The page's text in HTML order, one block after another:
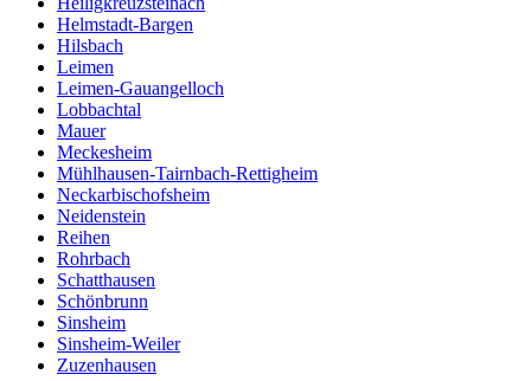
Helmstadt-Bargen
Hilsbach
Leimen
Leimen-Gauangelloch
Lobbachtal
Mauer
Meckesheim
Mühlhausen-Tairnbach-Rettigheim
Neckarbischofsheim
Neidenstein
Reihen
Rohrbach
Schatthausen
Schönbrunn
Sinsheim
Sinsheim-Weiler
Zuzenhausen